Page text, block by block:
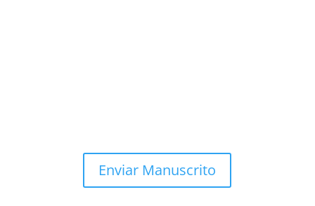
Enviar Manuscrito